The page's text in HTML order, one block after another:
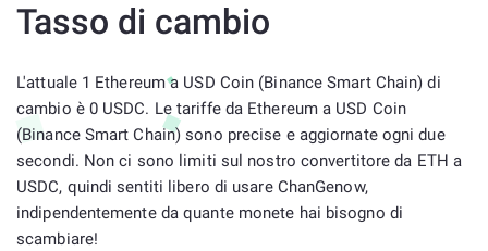
Tasso di cambio
L'attuale 1 Ethereum a USD Coin (Binance Smart Chain) di
cambio è 0 USDC. Le tariffe da Ethereum a USD Coin
(Binance Smart Chain) sono precise e aggiornate ogni due
secondi. Non ci sono limiti sul nostro convertitore da ETH a
USDC, quindi sentiti libero di usare ChanGenow,
indipendentemente da quante monete hai bisogno di
scambiare!